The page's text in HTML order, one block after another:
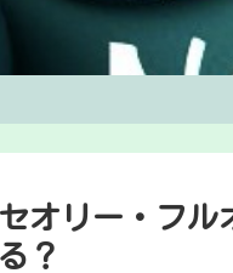
オリー・フ
？